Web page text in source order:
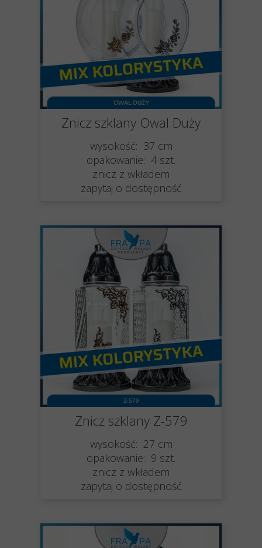
Znicz szklany Owal Duży
wysokość: 37 cm
opakowanie: 4 szt.
znicz z wkładem
zapytaj o dostępność
Znicz szklany Z-579
wysokość: 27 cm
opakowanie: 9 szt.
znicz z wkładem
zapytaj o dostępność